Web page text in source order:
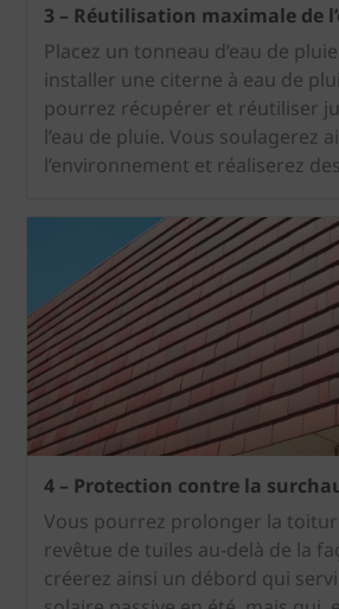
3 – Réutilisation maximale de
Placez un tonneau d’eau de
installer une citerne à eau de
pourrez récupérer et réutiliser
l’eau de pluie. Vous soulagerez
l’environnement et réaliserez
4 – Protection contre la
Vous pourrez prolonger la
revêtue de tuiles au-delà de la
créerez ainsi un débord qui